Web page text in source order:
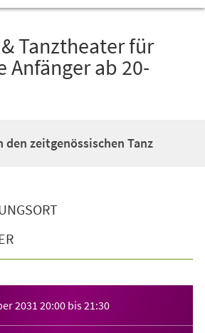
Tanztheater für
Anfänger ab 20-
zeitgenössischen Tanz
2031 20:00 bis21:30